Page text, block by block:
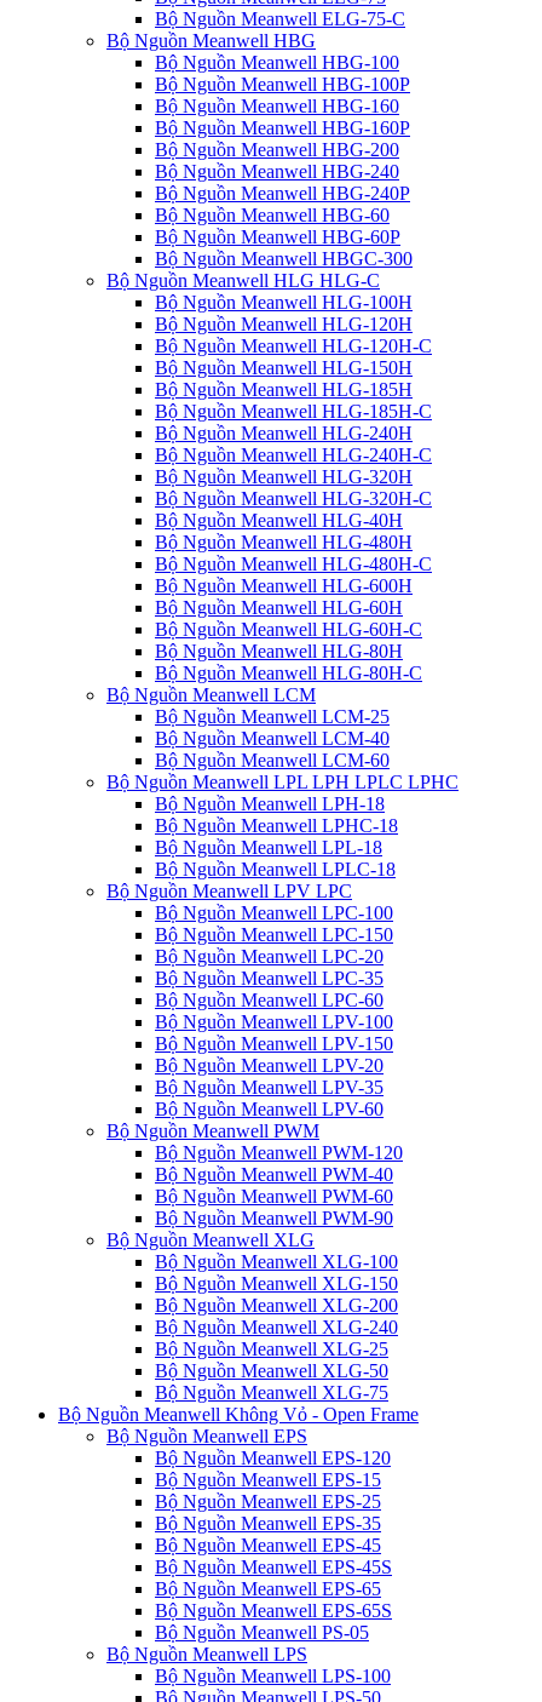
Bộ Nguồn Meanwell ELG-75-C
Bộ Nguồn Meanwell HBG
Bộ Nguồn Meanwell HBG-100
Bộ Nguồn Meanwell HBG-100P
Bộ Nguồn Meanwell HBG-160
Bộ Nguồn Meanwell HBG-160P
Bộ Nguồn Meanwell HBG-200
Bộ Nguồn Meanwell HBG-240
Bộ Nguồn Meanwell HBG-240P
Bộ Nguồn Meanwell HBG-60
Bộ Nguồn Meanwell HBG-60P
Bộ Nguồn Meanwell HBGC-300
Bộ Nguồn Meanwell HLG HLG-C
Bộ Nguồn Meanwell HLG-100H
Bộ Nguồn Meanwell HLG-120H
Bộ Nguồn Meanwell HLG-120H-C
Bộ Nguồn Meanwell HLG-150H
Bộ Nguồn Meanwell HLG-185H
Bộ Nguồn Meanwell HLG-185H-C
Bộ Nguồn Meanwell HLG-240H
Bộ Nguồn Meanwell HLG-240H-C
Bộ Nguồn Meanwell HLG-320H
Bộ Nguồn Meanwell HLG-320H-C
Bộ Nguồn Meanwell HLG-40H
Bộ Nguồn Meanwell HLG-480H
Bộ Nguồn Meanwell HLG-480H-C
Bộ Nguồn Meanwell HLG-600H
Bộ Nguồn Meanwell HLG-60H
Bộ Nguồn Meanwell HLG-60H-C
Bộ Nguồn Meanwell HLG-80H
Bộ Nguồn Meanwell HLG-80H-C
Bộ Nguồn Meanwell LCM
Bộ Nguồn Meanwell LCM-25
Bộ Nguồn Meanwell LCM-40
Bộ Nguồn Meanwell LCM-60
Bộ Nguồn Meanwell LPL LPH LPLC LPHC
Bộ Nguồn Meanwell LPH-18
Bộ Nguồn Meanwell LPHC-18
Bộ Nguồn Meanwell LPL-18
Bộ Nguồn Meanwell LPLC-18
Bộ Nguồn Meanwell LPV LPC
Bộ Nguồn Meanwell LPC-100
Bộ Nguồn Meanwell LPC-150
Bộ Nguồn Meanwell LPC-20
Bộ Nguồn Meanwell LPC-35
Bộ Nguồn Meanwell LPC-60
Bộ Nguồn Meanwell LPV-100
Bộ Nguồn Meanwell LPV-150
Bộ Nguồn Meanwell LPV-20
Bộ Nguồn Meanwell LPV-35
Bộ Nguồn Meanwell LPV-60
Bộ Nguồn Meanwell PWM
Bộ Nguồn Meanwell PWM-120
Bộ Nguồn Meanwell PWM-40
Bộ Nguồn Meanwell PWM-60
Bộ Nguồn Meanwell PWM-90
Bộ Nguồn Meanwell XLG
Bộ Nguồn Meanwell XLG-100
Bộ Nguồn Meanwell XLG-150
Bộ Nguồn Meanwell XLG-200
Bộ Nguồn Meanwell XLG-240
Bộ Nguồn Meanwell XLG-25
Bộ Nguồn Meanwell XLG-50
Bộ Nguồn Meanwell XLG-75
Bộ Nguồn Meanwell Không Vỏ - Open Frame
Bộ Nguồn Meanwell EPS
Bộ Nguồn Meanwell EPS-120
Bộ Nguồn Meanwell EPS-15
Bộ Nguồn Meanwell EPS-25
Bộ Nguồn Meanwell EPS-35
Bộ Nguồn Meanwell EPS-45
Bộ Nguồn Meanwell EPS-45S
Bộ Nguồn Meanwell EPS-65
Bộ Nguồn Meanwell EPS-65S
Bộ Nguồn Meanwell PS-05
Bộ Nguồn Meanwell LPS
Bộ Nguồn Meanwell LPS-100
Bộ Nguồn Meanwell LPS-50